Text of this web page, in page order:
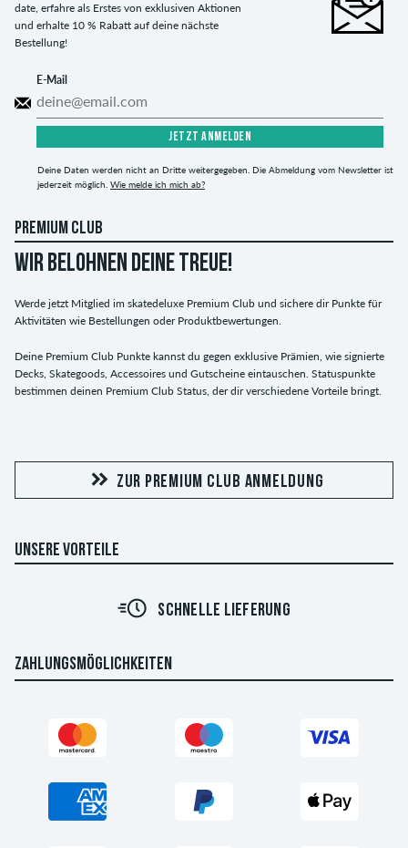
date, erfahre als Erstes von exklusiven Aktionen
und erhalte 10 % Rabatt auf deine nächste
Bestellung!
E-Mail
JETZT ANMELDEN
Deine Daten werden nicht an Dritte weitergegeben. Die Abmeldung vom Newsletter ist
jederzeit möglich. Wie melde ich mich ab?
PREMIUM CLUB
WIR BELOHNEN DEINE TREUE!
Werde jetzt Mitglied im skatedeluxe Premium Club und sichere dir Punkte für
Aktivitäten wie Bestellungen oder Produktbewertungen.
Deine Premium Club Punkte kannst du gegen exklusive Prämien, wie signierte
Decks, Skategoods, Accessoires und Gutscheine eintauschen. Statuspunkte
bestimmen deinen Premium Club Status, der dir verschiedene Vorteile bringt.
ZUR PREMIUM CLUB ANMELDUNG
UNSERE VORTEILE
SCHNELLE LIEFERUNG
ZAHLUNGSMÖGLICHKEITEN